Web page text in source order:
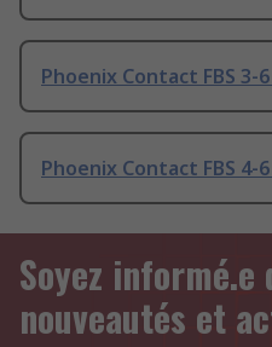
Phoenix Contact FBS 3-6
Phoenix Contact FBS 4-6
Soyez
nouveautés et